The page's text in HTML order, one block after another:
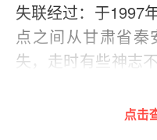
失联经过：于1997
点之间从甘肃省
失，走时有些神志
绵衣，外套深兰色
的裤子，脚穿自缝
点击